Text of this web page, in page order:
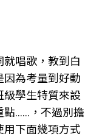
唱歌，教到白
為考量到好動
學生特質來設
點……，不過別擔
用下面幾項方式